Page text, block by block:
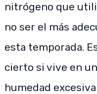
nitrógeno que
no ser el más
esta temporada.
cierto si vive en
humedad